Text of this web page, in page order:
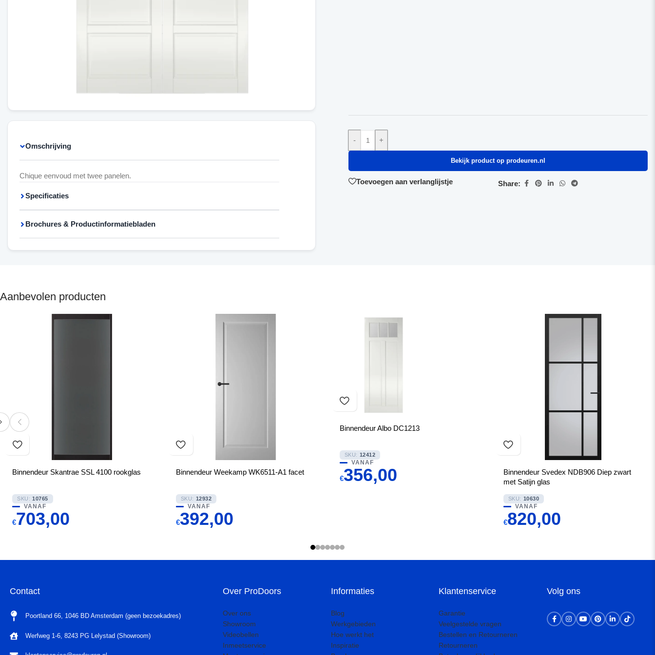
Omschrijving
Chique eenvoud met twee panelen.
Specificaties
Brochures & Productinformatiebladen
- +
Bekijk product op prodeuren.nl
Toevoegen aan verlanglijstje Share:
Aanbevolen producten
Binnendeur Skantrae SSL 4100 rookglas
SKU: 10765
VANAF
€703,00
Binnendeur Weekamp WK6511-A1 facet
SKU: 12932
VANAF
€392,00
Binnendeur Albo DC1213
SKU: 12412
VANAF
€356,00
Binnendeur Svedex NDB906 Diep zwart
met Satijn glas
SKU: 10630
VANAF
€820,00
Contact
Poortland 66, 1046 BD Amsterdam (geen bezoekadres)
Werfweg 1-6, 8243 PG Lelystad (Showroom)
Over ProDoors
Over ons
Showroom
Videobellen
Inmeetservice
Informaties
Blog
Werkgebieden
Hoe werkt het
Inspiratie
Klantenservice
Garantie
Veelgestelde vragen
Bestellen en Retourneren
Retourneren
Volg ons